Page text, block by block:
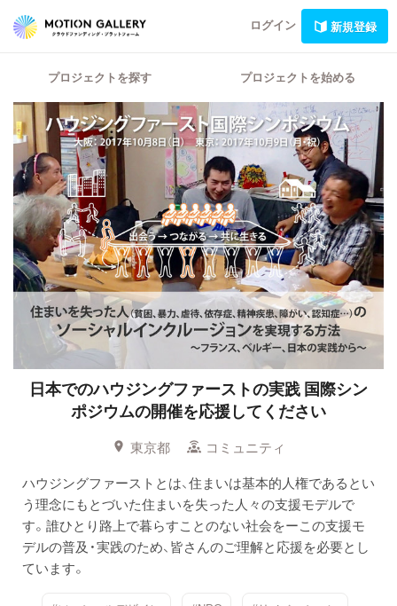
ログイン 新規登録
プロジェクトを探す プロジェクトを始める
日本でのハウジングファーストの実践国際シン
ポジウムの開催を応援してください
東京都
コミュニティ
ハウジングファーストとは、住まいは基本的人権であるとい
う理念にもとづいた住まいを失った人々の支援モデルで
す。誰ひとり路上で暮らすことのない社会をーこの支援モ
デルの普及・実践のため、皆さんのご理解と応援を必要とし
ています。